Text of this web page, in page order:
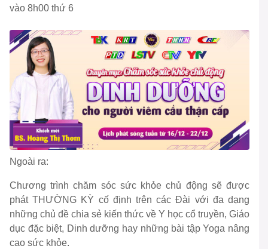
vào 8h00 thứ 6
Ngoài ra:
Chương trình chăm sóc sức khỏe chủ động sẽ được
phát THƯỜNG KỲ cố định trên các Đài với đa dạng
những chủ đề chia sẻ kiến thức về Y học cổ truyền, Giáo
dục đặc biệt, Dinh dưỡng hay những bài tập Yoga nâng
cao sức khỏe.